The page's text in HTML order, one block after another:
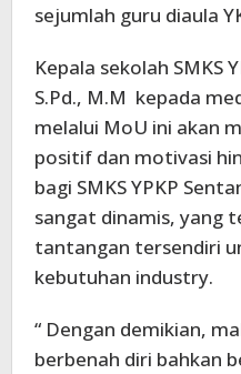
sejumlah guru diaula
Kepala sekolah SMKS
S.Pd., M.M kepada
melalui MoU ini akan
positif dan motivasi
bagi SMKS YPKP
sangat dinamis, yang
tantangan tersendiri
kebutuhan industry.
“ Dengan demikian,
berbenah diri bahkan